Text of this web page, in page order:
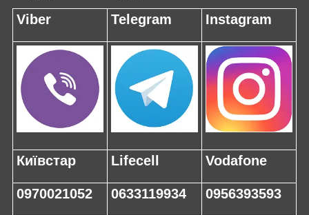
Viber
Telegram Instagram
Київстар Lifecell Vodafone
0970021052 0633119934
0956393593